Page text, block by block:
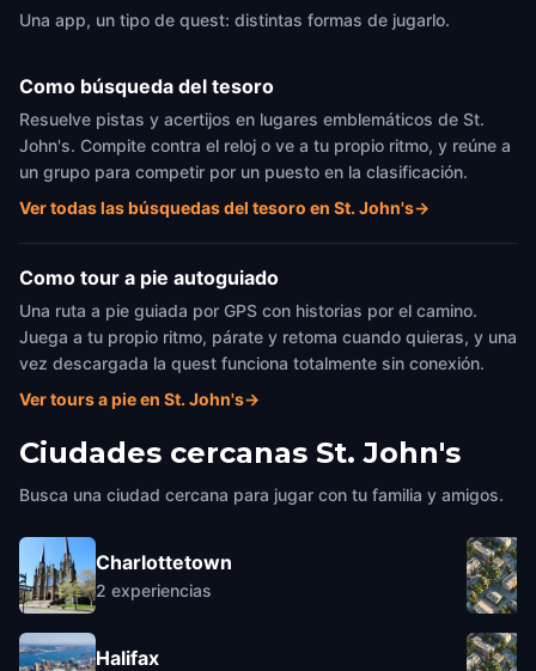
Una app, un tipo de quest: distintas formas de jugarlo.
Como búsqueda del tesoro
Resuelve pistas y acertijos en lugares emblemáticos de St.
John's. Compite contra el reloj o ve a tu propio ritmo, y reúne a
un grupo para competir por un puesto en la clasificación.
Ver todas las búsquedas del tesoro en St. John's→
Como tour a pie autoguiado
Una ruta a pie guiada por GPS con historias por el camino.
Juega a tu propio ritmo, párate y retoma cuando quieras, y una
vez descargada la quest funciona totalmente sin conexión.
Ver tours a pie en St. John's→
Ciudades cercanas St. John's
Busca una ciudad cercana para jugar con tu familia y amigos.
Charlottetown
2 experiencias
Halifax